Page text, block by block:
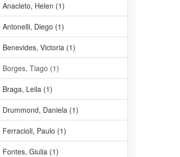
Anacleto, Helen (1)
Antonelli, Diego (1)
Benevides, Victoria (1)
Borges, Tiago (1)
Braga, Leila (1)
Drummond, Daniela (1)
Ferracioli, Paulo (1)
Fontes, Giulia (1)